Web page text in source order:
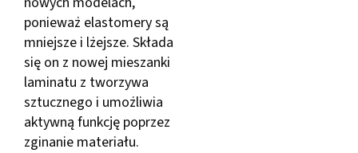
ponieważ elastomery są
mniejsze i lżejsze. Składa
się on z nowej mieszanki
laminatu z tworzywa
sztucznego i umożliwia
aktywną funkcję poprzez
zginanie materiału.